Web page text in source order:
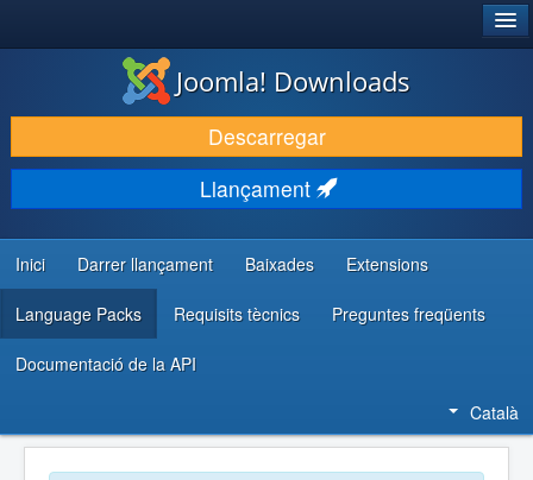
DESCARREGA & AMPLIA
DESCOBRIR & APRENDRE
COMUNITAT & SUPORT
RECURSOS PER DESENVOLUPADORS/ES
Joomla! Downloads
Descarregar
Llançament
Inici Darrer llançament Baixades Extensions
Language Packs Requisits tècnics Preguntes freqüents
Documentació de la API
Català